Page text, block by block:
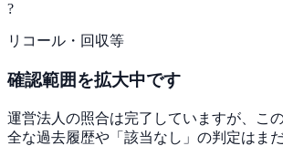
?
リコール・回収等
確認範囲を拡大中です
運営法人の照合は完了していますが、こ
全な過去履歴や「該当なし」の判定はま